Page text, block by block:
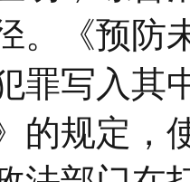
。《预防
罪写入其
的规定，